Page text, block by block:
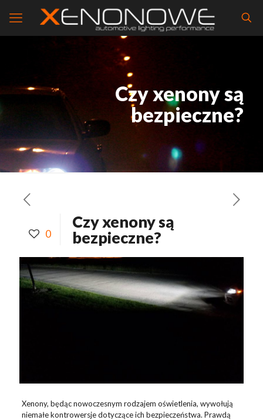
Czy xenony są
bezpieczne?
0
Czy xenony są
bezpieczne?
Xenony, będąc nowoczesnym rodzajem oświetlenia, wywołują
niemałe kontrowersje dotyczące ich bezpieczeństwa. Prawdą